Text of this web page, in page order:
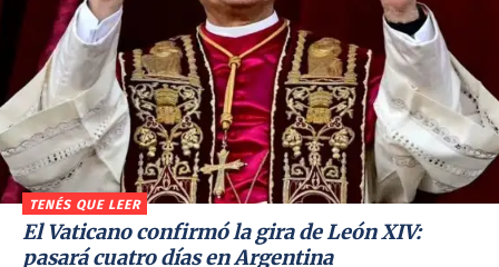
TENÉS QUE LEER
El Vaticano confirmó la gira de León XIV:
pasará cuatro días en Argentina